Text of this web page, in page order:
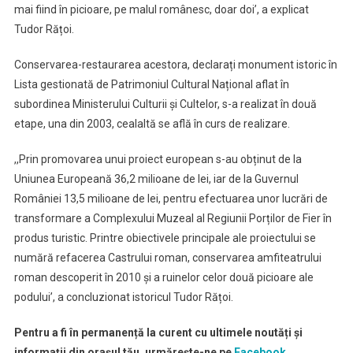
mai fiind în picioare, pe malul românesc, doar doi’, a explicat
Tudor Rățoi.
Conservarea-restaurarea acestora, declarați monument istoric în
Lista gestionată de Patrimoniul Cultural Național aflat în
subordinea Ministerului Culturii și Cultelor, s-a realizat în două
etape, una din 2003, cealaltă se află în curs de realizare.
,,Prin promovarea unui proiect european s-au obținut de la
Uniunea Europeană 36,2 milioane de lei, iar de la Guvernul
României 13,5 milioane de lei, pentru efectuarea unor lucrări de
transformare a Complexului Muzeal al Regiunii Porților de Fier în
produs turistic. Printre obiectivele principale ale proiectului se
numără refacerea Castrului roman, conservarea amfiteatrului
roman descoperit în 2010 și a ruinelor celor două picioare ale
podului’, a concluzionat istoricul Tudor Rățoi.
Pentru a fi în permanență la curent cu ultimele noutăți și